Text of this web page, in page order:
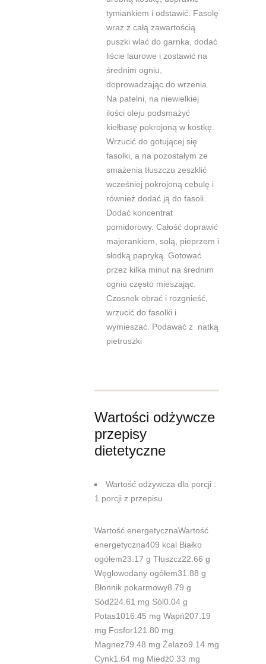
tymiankiem i odstawić. Fasolę
wraz z całą zawartością
puszki wlać do garnka, dodać
liście laurowe i zostawić na
średnim ogniu,
doprowadzając do wrzenia.
Na patelni, na niewielkiej
ilości oleju podsmażyć
kiełbasę pokrojoną w kostkę.
Wrzucić do gotującej się
fasolki, a na pozostałym ze
smażenia tłuszczu zeszklić
wcześniej pokrojoną cebulę i
również dodać ją do fasoli.
Dodać koncentrat
pomidorowy. Całość doprawić
majerankiem, solą, pieprzem i
słodką papryką. Gotować
przez kilka minut na średnim
ogniu często mieszając.
Czosnek obrać i rozgnieść,
wrzucić do fasolki i
wymieszać. Podawać z natką
pietruszki
Wartości odżywcze
przepisy
dietetyczne
Wartość odżywcza dla porcji :
1 porcji z przepisu
Wartość energetycznaWartość
energetyczna409 kcal Białko
ogółem23.17 g Tłuszcz22.66 g
Węglowodany ogółem31.88 g
Błonnik pokarmowy8.79 g
Sód224.61 mg Sól0.04 g
Potas1016.45 mg Wapń207.19
mg Fosfor121.80 mg
Magnez79.48 mg Żelazo9.14 mg
Cynk1.64 mg Miedź0.33 mg